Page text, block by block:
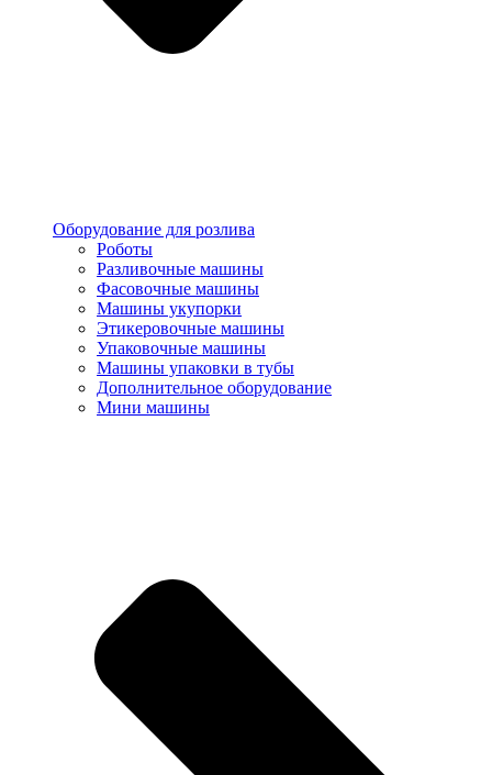
Оборудование для розлива
Роботы
Разливочные машины
Фасовочные машины
Машины укупорки
Этикеровочные машины
Упаковочные машины
Машины упаковки в тубы
Дополнительное оборудование
Мини машины